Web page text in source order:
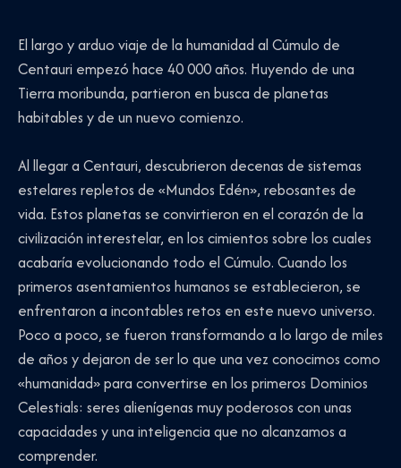
El largo y arduo viaje de la humanidad al Cúmulo de
Centauri empezó hace 40 000 años. Huyendo de una
Tierra moribunda, partieron en busca de planetas
habitables y de un nuevo comienzo.
Al llegar a Centauri, descubrieron decenas de sistemas
estelares repletos de «Mundos Edén», rebosantes de
vida. Estos planetas se convirtieron en el corazón de la
civilización interestelar, en los cimientos sobre los cuales
acabaría evolucionando todo el Cúmulo. Cuando los
primeros asentamientos humanos se establecieron, se
enfrentaron a incontables retos en este nuevo universo.
Poco a poco, se fueron transformando a lo largo de miles
de años y dejaron de ser lo que una vez conocimos como
«humanidad» para convertirse en los primeros Dominios
Celestials: seres alienígenas muy poderosos con unas
capacidades y una inteligencia que no alcanzamos a
comprender.